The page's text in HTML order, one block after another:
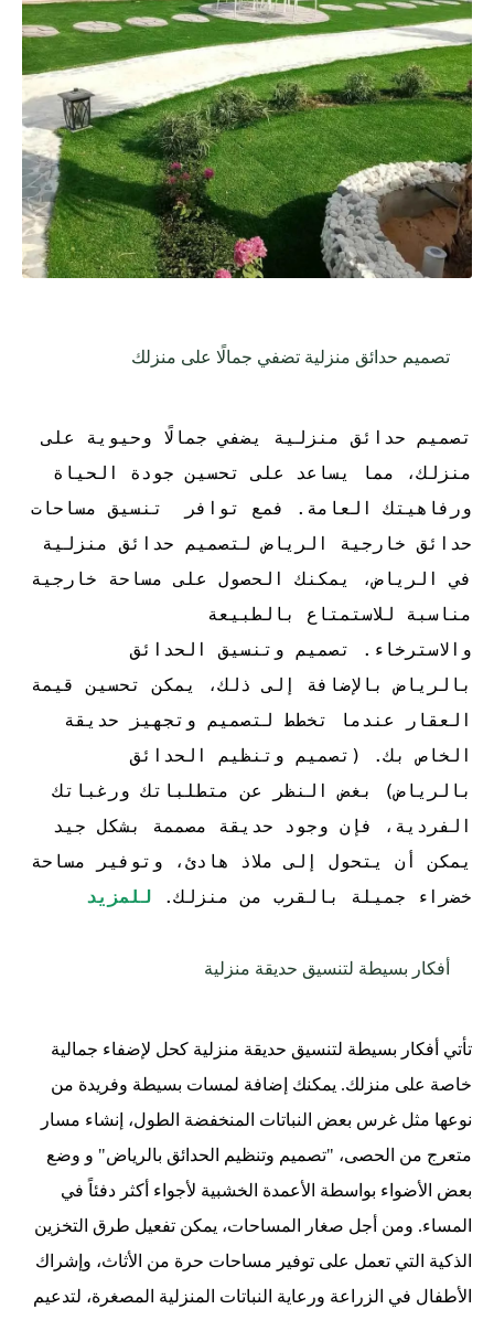
تصميم حدائق منزلية تضفي جمالًا على منزلك
تصميم حدائق منزلية يضفي جمالًا وحيوية على
منزلك، مما يساعد على تحسين جودة الحياة
ورفاهيتك العامة. فمع توافر
تنسيق مساحات
حدائق خارجية الرياض لتصميم حدائق منزلية
في الرياض، يمكنك الحصول على مساحة خارجية
مناسبة للاستمتاع بالطبيعة
والاسترخاء.
تصميم وتنسيق الحدائق
بالرياضبالإضافة إلى ذلك، يمكن تحسين قيمة
العقار عندما تخطط لتصميم وتجهيز حديقة
الخاص بك. ( تصميم وتنظيم الحدائق
بالرياض)
بغض النظر عن متطلباتك ورغباتك
الفردية، فإن وجود حديقة مصممة بشكل جيد
يمكن أن يتحول إلى ملاذ هادئ، وتوفير مساحة
خضراء جميلة بالقرب من منزلك. للمزيد
أفكار بسيطة لتنسيق حديقة منزلية
تأتي أفكار بسيطة لتنسيق حديقة منزلية كحل لإضفاء جمالية
خاصة على منزلك. يمكنك إضافة لمسات بسيطة وفريدة من
نوعها مثل غرس بعض النباتات المنخفضة الطول، إنشاء مسار
متعرج من الحصى، "تصميم وتنظيم الحدائق بالرياض" و وضع
بعض الأضواء بواسطة الأعمدة الخشبية لأجواء أكثر دفئاً في
المساء. ومن أجل صغار المساحات، يمكن تفعيل طرق التخزين
الذكية التي تعمل على توفير مساحات حرة من الأثاث، وإشراك
الأطفال في الزراعة ورعاية النباتات المنزلية المصغرة، لتدعيم